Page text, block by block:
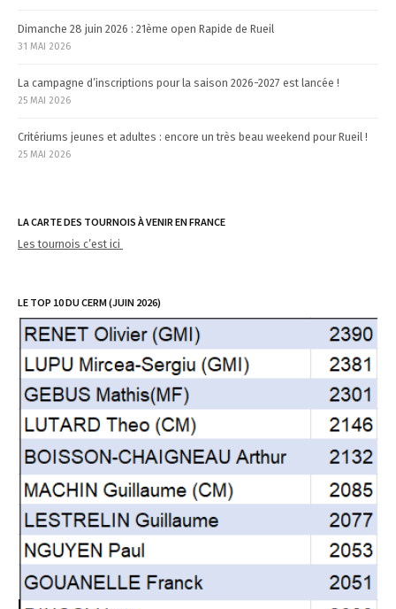
e
s
Dimanche 28 juin 2026 : 21ème open Rapide de Rueil
31 MAI 2026
La campagne d’inscriptions pour la saison 2026-2027 est lancée !
25 MAI 2026
Critériums jeunes et adultes : encore un très beau weekend pour Rueil !
25 MAI 2026
LA CARTE DES TOURNOIS À VENIR EN FRANCE
Les tournois c’est ici
LE TOP 10 DU CERM (JUIN 2026)